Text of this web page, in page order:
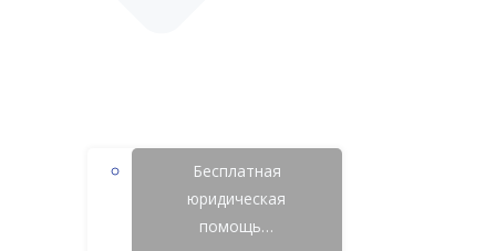
Бесплатная
юридическая
помощь…